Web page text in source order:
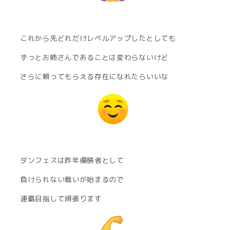
これから先どれだけレベルアップしたとしても
ずっとお姉さんであることは変わらないけど
さらに頼ってもらえる存在になれたらいいな
ダンフェスは昨年優勝者として
負けられない戦いが始まるので
連覇目指して頑張ります